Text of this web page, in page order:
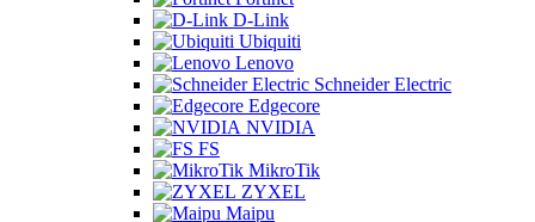
D-Link
Ubiquiti
Lenovo
Schneider Electric
Edgecore
NVIDIA
FS
MikroTik
ZYXEL
Maipu